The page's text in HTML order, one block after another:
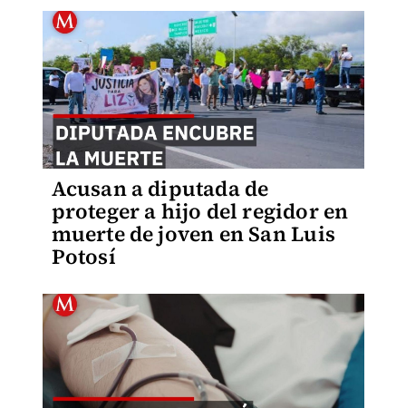
Acusan a diputada de
proteger a hijo del regidor en
muerte de joven en San Luis
Potosí